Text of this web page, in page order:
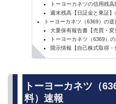
トーヨーカネツの信用残
週末残高【日証金と東証】
トーヨーカネツ（6369）の
大量保有報告書【売買・変
トーヨーカネツ（6369）
開示情報【自己株式取得・
トーヨーカネツ（
料）速報